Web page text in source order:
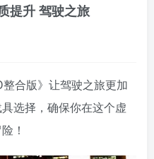
提升 驾驶之旅
合版》让驾驶之旅更加
选择，确保你在这个虚
！